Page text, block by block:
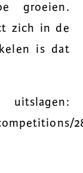
groeien.
zich in de
is dat